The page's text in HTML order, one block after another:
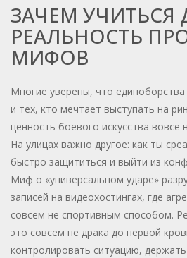
ЗАЧЕМ УЧИТЬСЯ
РЕАЛЬНОСТЬ
МИФОВ
Многие уверены, что
и тех, кто мечтает выступать на
ценность боевого искусства вовсе
На улицах важно другое: как ты
быстро защититься и выйти из
Миф о «универсальном ударе»
записей на видеохостингах, где
совсем не спортивным способом.
это совсем не драка до первой
контролировать ситуацию,